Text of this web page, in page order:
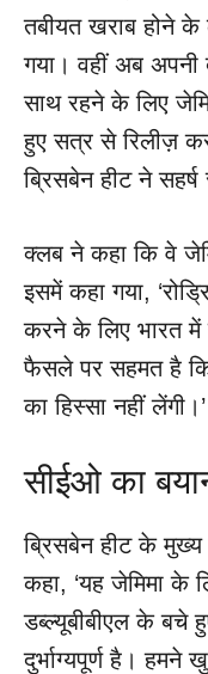
तबीयत खराब होने के
गया। वहीं अब
साथ रहने के लिए
हुए सत्र से रिलीज़
ब्रिसबेन हीट ने
क्लब ने कहा कि वे
इसमें कहा गया,
करने के लिए भारत में
फैसले पर सहमत है
का हिस्सा नहीं लेंगी।’
सीईओ का
ब्रिसबेन हीट के मुख्य
कहा, ‘यह जेमिमा के
डब्ल्यूबीबीएल के बचे
दुर्भाग्यपूर्ण है।